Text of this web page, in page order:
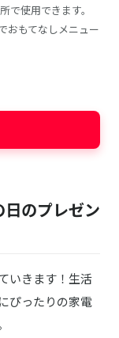
で使用できます。
おもてなしメニュー
のプレゼン
いきます！生活
ぴったりの家電